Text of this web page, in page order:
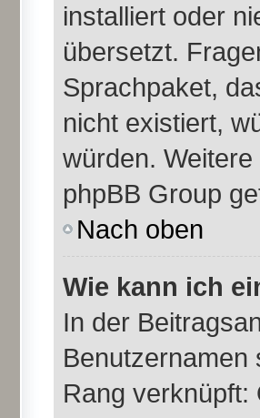
installiert oder
übersetzt.
Sprachpaket,
nicht existiert,
würden.
phpBB Group
Nach oben
Wie kann ich
In der
Benutzernamen
Rang verknüpft: